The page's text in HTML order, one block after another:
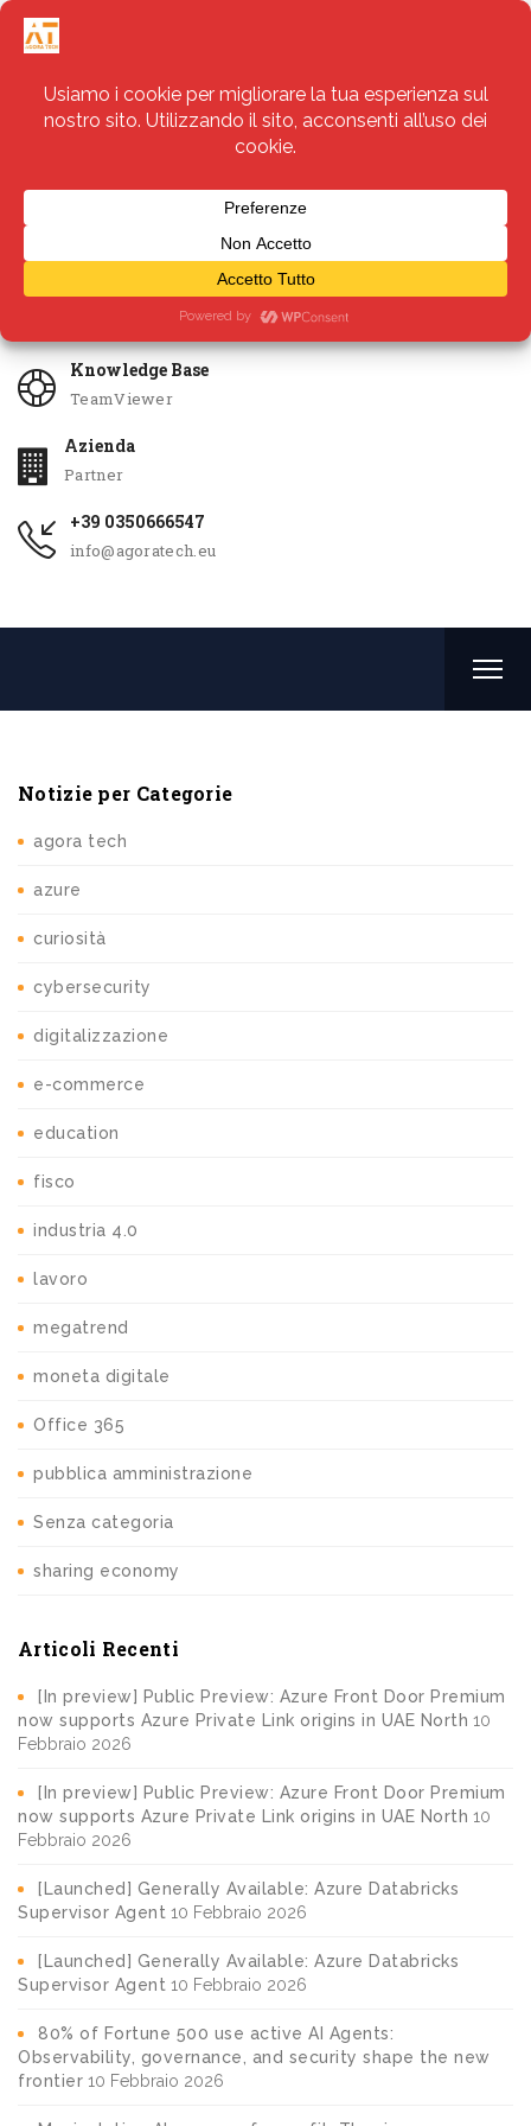
Servizi
Knowledge Base
TeamViewer
Azienda
Partner
+39 0350666547
info@agoratech.eu
Notizie per Categorie
agora tech
azure
curiosità
cybersecurity
digitalizzazione
e-commerce
education
fisco
industria 4.0
lavoro
megatrend
moneta digitale
Office 365
pubblica amministrazione
Senza categoria
sharing economy
Articoli Recenti
[In preview] Public Preview: Azure Front Door Premium
now supports Azure Private Link origins in UAE North 10
Febbraio 2026
[In preview] Public Preview: Azure Front Door Premium
now supports Azure Private Link origins in UAE North 10
Febbraio 2026
[Launched] Generally Available: Azure Databricks
Supervisor Agent 10 Febbraio 2026
[Launched] Generally Available: Azure Databricks
Supervisor Agent 10 Febbraio 2026
80% of Fortune 500 use active AI Agents:
Observability, governance, and security shape the new
frontier 10 Febbraio 2026